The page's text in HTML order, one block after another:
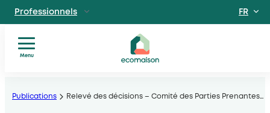
au
Particuliers
Site dédié aux particuliers
Professionnels
Acteurs solidaires, collectivités locales, opérateurs
FR
Menu
êtes
Publications Relevé des décisions – Comité des Parties Prenantes…